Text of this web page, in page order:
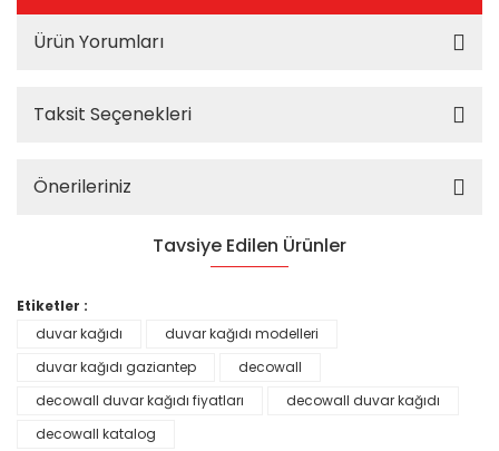
Ürün Yorumları
Taksit Seçenekleri
Önerileriniz
Tavsiye Edilen Ürünler
Etiketler :
duvar kağıdı
duvar kağıdı modelleri
duvar kağıdı gaziantep
decowall
decowall duvar kağıdı fiyatları
decowall duvar kağıdı
decowall katalog